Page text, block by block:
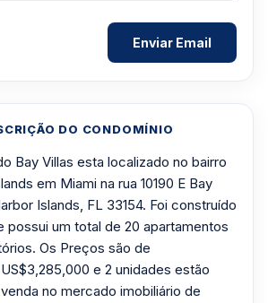
DO CONDOMÍNIO
Bay Villas esta localizado no bairro
em Miami na rua 10190 E Bay
Islands, FL 33154. Foi construído
possui um total de 20 apartamentos
Os Preços são de
e 2 unidades estão
no mercado imobiliário de